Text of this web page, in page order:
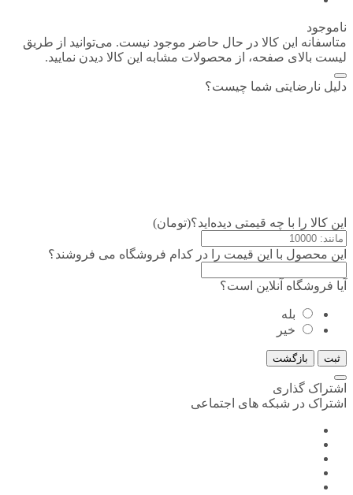
ناموجود
متاسفانه این کالا در حال حاضر موجود نیست. می‌توانید از طریق
لیست بالای صفحه، از محصولات مشابه این کالا دیدن نمایید.
دلیل نارضایتی شما چیست؟
این کالا را با چه قیمتی دیده‌اید؟(تومان)
این محصول با این قیمت را در کدام فروشگاه می فروشند؟
آیا فروشگاه آنلاین است؟
بله
خیر
ثبت بازگشت
اشتراک گذاری
اشتراک در شبکه های اجتماعی